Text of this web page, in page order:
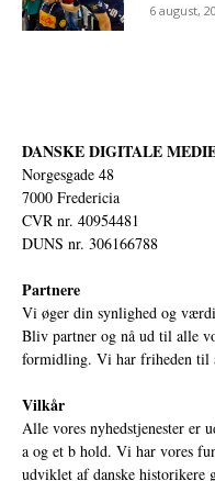
6 august,
DANSKE DIGITALE
Norgesgade 48
7000 Fredericia
CVR nr. 40954481
DUNS nr. 306166788
Partnere
Vi øger din synlighed og
Bliv partner og nå ud til alle
formidling. Vi har friheden til
Vilkår
Alle vores nyhedstjenester er
a og et b hold. Vi har vores
udviklet af danske historikere